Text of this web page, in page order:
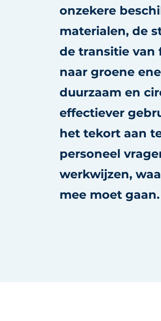
Vacatures
Video’s
onzekere
materialen, de
de transitie van
naar groene
duurzaam en
effectiever
het tekort aan
personeel
werkwijzen,
mee moet gaan.